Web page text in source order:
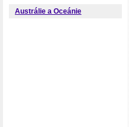
Austrálie a Oceánie